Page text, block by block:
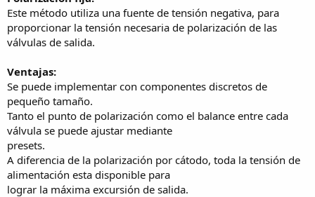
Este método utiliza una fuente de tensión negativa, para
proporcionar la tensión necesaria de polarización de las
válvulas de salida.
Ventajas:
Se puede implementar con componentes discretos de
pequeño tamaño.
Tanto el punto de polarización como el balance entre cada
válvula se puede ajustar mediante
presets.
A diferencia de la polarización por cátodo, toda la tensión de
alimentación esta disponible para
lograr la máxima excursión de salida.